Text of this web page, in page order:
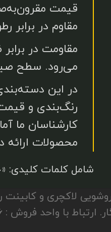
قیمت
مقاوم در برابر
مقاومت در
می‌رود. سطح
در این
رنگ‌بندی و
کارشناسان ما
محصولات ارائه
شامل کلمات کلیدی: